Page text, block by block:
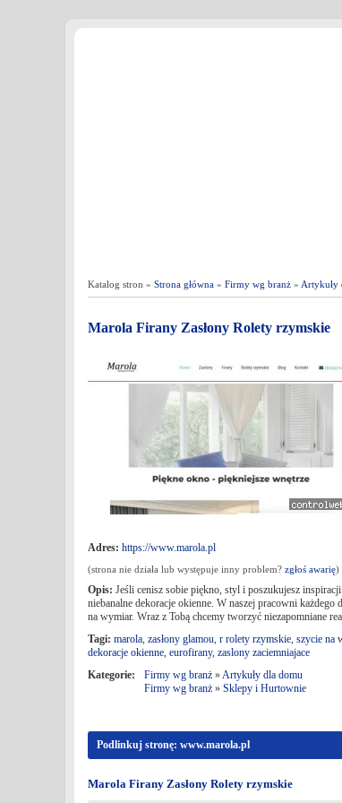
Katalog stron » Strona główna » Firmy wg branż » Artykuły
Marola Firany Zasłony Rolety rzymskie
Adres: https://www.marola.pl
(strona nie działa lub występuje inny problem? zgłoś awarię)
Opis: Jeśli cenisz sobie piękno, styl i poszukujesz
niebanalne dekoracje okienne. W naszej pracowni
na wymiar. Wraz z Tobą chcemy tworzyć niezapomniane
Tagi: marola, zasłony glamou, r rolety rzymskie, szycie na
dekoracje okienne, eurofirany, zaslony zaciemniajace
Kategorie:
Firmy wg branż »Artykuły dla domu
Firmy wg branż » Sklepy i Hurtownie
Podlinkuj stronę: www.marola.pl
Marola Firany Zasłony Rolety rzymskie